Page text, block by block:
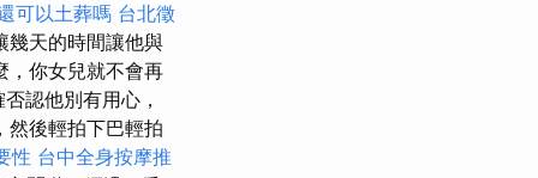
可以土葬嗎 台北徵
幾天的時間讓他與
，你女兒就不會再
認他別有用心，
然後輕拍下巴輕拍
性 台中全身按摩推